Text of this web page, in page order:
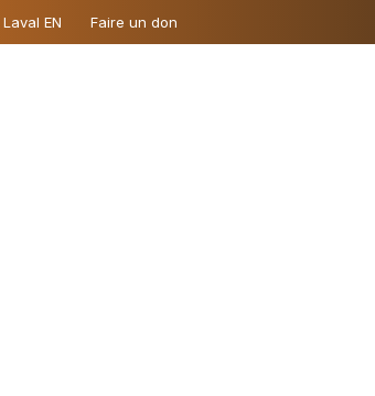
EN Faire un don